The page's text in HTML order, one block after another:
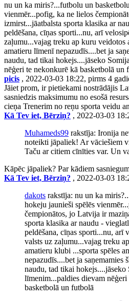
nu un ka miris?...futbolu un
vienmēr...pofig, ka ne lielos
izmirst...jāatbalsta sporta klasika ar
peldēšana, cīņas sporti...nu, arī
zaļumu...vajag treku ap kuru veidotos
amatieru līmenī nepazudīs....bet ja
naudu, tad tikai hokejs....jāseko
nēģeri te nekonkurē kā basketbolā un
picis , 2022-03-03 18:22, pirms 4
Jāiet prom, ir pietiekami nostrādājis
sasniedzis maksimumu no esošā
cieņa Trenerim no reņu sporta veidu
Kā Tev iet, Bērziņ? , 2022-03-03
Muhameds99 rakstīja: Ironija
noteikti jāpaliek! Ar vāciešiem
Taču ar citiem cīnīties var. Un
Kāpēc jāpaliek? Par kādiem
Kā Tev iet, Bērziņ? , 2022-03-03
dakots rakstīja: nu un ka
hokeju jaunieši spēlēs
čempionātos, jo Latvija ir
sporta klasika ar naudu -
peldēšana, cīņas sporti...nu, arī
valsts uz zaļumu...vajag treku
amatieru klubi ...sporta spēles
nepazudīs....bet ja saņemamies
naudu, tad tikai hokejs....jāseko
līmenim...paldies dievam nēģeri
basketbolā un futbolā